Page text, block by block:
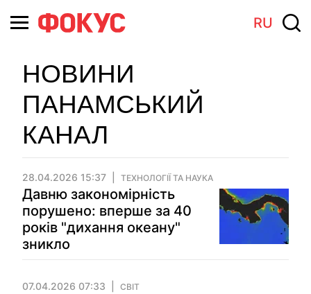
RU
НОВИНИ
ПАНАМСЬКИЙ
КАНАЛ
28.04.2026 15:37 ТЕХНОЛОГІЇ ТА НАУКА
Давню закономірність
порушено: вперше за 40
років "дихання океану"
зникло
07.04.2026 07:33 СВІТ